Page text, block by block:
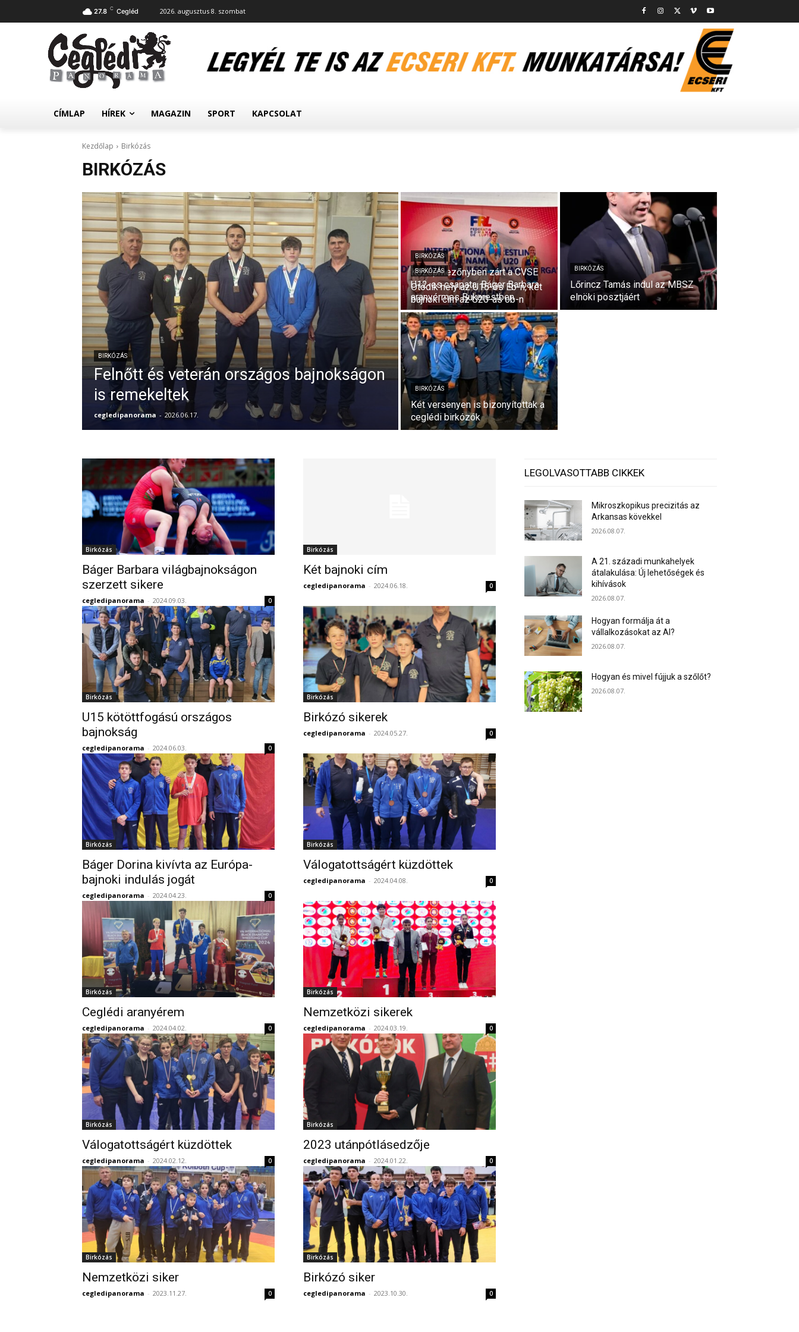
27.8 C Cegléd 2026. augusztus 8. szombat
CÍMLAP HÍREK MAGAZIN SPORT KAPCSOLAT
Kezdőlap Birkózás
BIRKÓZÁS
BIRKÓZÁS
Felnőtt és veterán országos bajnokságon
is remekeltek
cegledipanorama - 2026.06.17.
BIRKÓZÁS
Középmezőnyben zárt a CVSE
U12-es csapata, Báger Barbara
aranyérmes Bukarestben
BIRKÓZÁS
Lőrincz Tamás indul az MBSZ
elnöki posztjáért
BIRKÓZÁS
Ötödik hely az U15-ös Eb-n, két
bajnoki cím az U20-as ob-n
BIRKÓZÁS
Két versenyen is bizonyítottak a
ceglédi birkózók
Birkózás
Báger Barbara világbajnokságon
szerzett sikere
cegledipanorama - 2024.09.03. 0
Birkózás
Két bajnoki cím
cegledipanorama - 2024.06.18. 0
Birkózás
U15 kötöttfogású országos
bajnokság
cegledipanorama - 2024.06.03. 0
Birkózás
Birkózó sikerek
cegledipanorama - 2024.05.27. 0
Birkózás
Báger Dorina kivívta az Európa-
bajnoki indulás jogát
cegledipanorama - 2024.04.23. 0
Birkózás
Válogatottságért küzdöttek
cegledipanorama - 2024.04.08. 0
Birkózás
Ceglédi aranyérem
cegledipanorama - 2024.04.02. 0
Birkózás
Nemzetközi sikerek
cegledipanorama - 2024.03.19. 0
Birkózás
Válogatottságért küzdöttek
cegledipanorama - 2024.02.12. 0
Birkózás
2023 utánpótlásedzője
cegledipanorama - 2024.01.22. 0
Birkózás
Nemzetközi siker
cegledipanorama - 2023.11.27. 0
Birkózás
Birkózó siker
cegledipanorama - 2023.10.30. 0
LEGOLVASOTTABB CIKKEK
Mikroszkopikus precizitás az
Arkansas kövekkel
2026.08.07.
A 21. századi munkahelyek
átalakulása: Új lehetőségek és
kihívások
2026.08.07.
Hogyan formálja át a
vállalkozásokat az AI?
2026.08.07.
Hogyan és mivel fújjuk a szőlőt?
2026.08.07.